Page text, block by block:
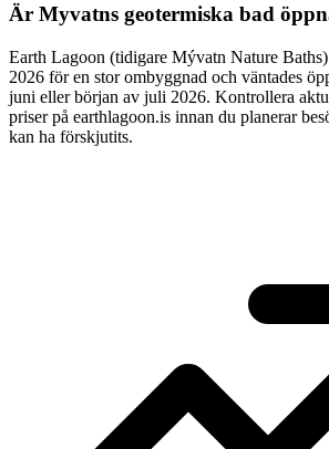
Är Myvatns geotermiska bad
Earth Lagoon (tidigare Mývatn Nature
2026 för en stor ombyggnad och väntades
juni eller början av juli 2026. Kontrollera
priser på earthlagoon.is innan du planerar
kan ha förskjutits.